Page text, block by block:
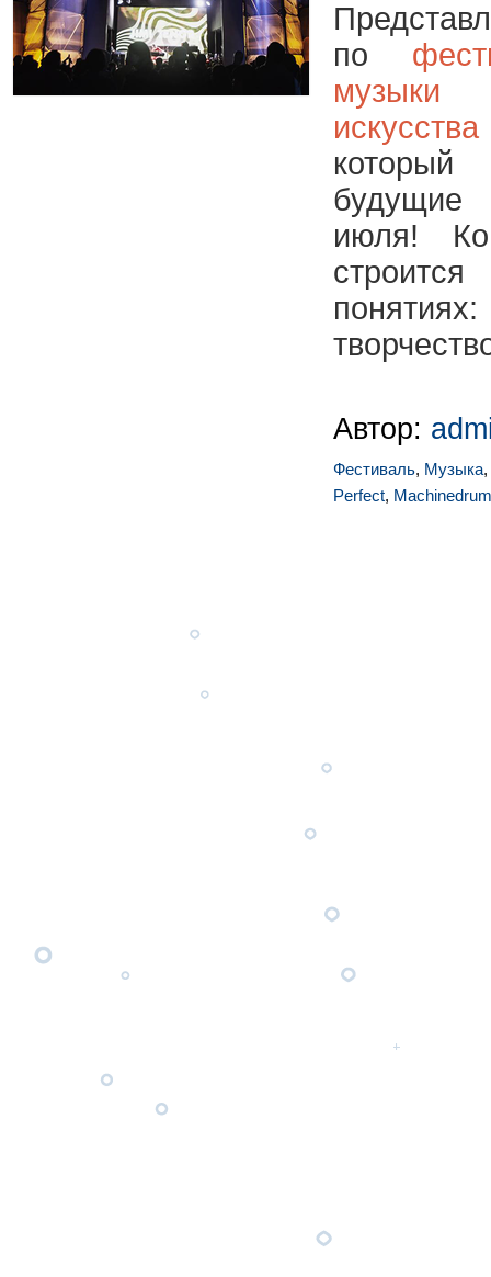
по
музыки
июля!
Автор:
Фестиваль, Музыка,
Perfect, Machinedrum